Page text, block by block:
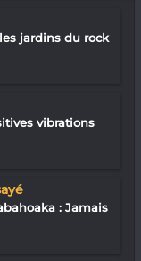
jardins du rock
vibrations
: Jamais